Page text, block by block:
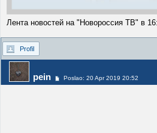
Лента новостей на "Новороссия ТВ" в
Profil
pein Poslao: 20 Apr 2019 20:52